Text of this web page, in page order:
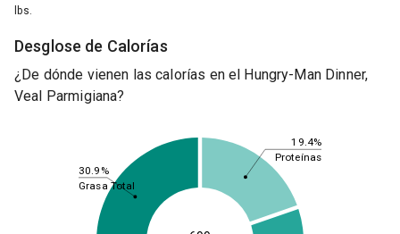
lbs.
Desglose de Calorías
¿De dónde vienen las calorías en el Hungry-Man Dinner,
Veal Parmigiana?
19.4%
30.9%
Proteínas
Grasa Total